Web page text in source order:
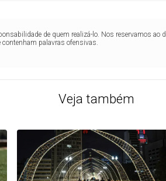
de quem realizá-lo. Nos reservamos ao
palavras ofensivas.
Veja também